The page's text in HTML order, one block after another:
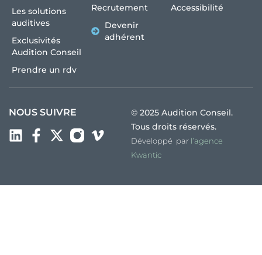
Les solutions
auditives
Exclusivités
Audition Conseil
Prendre un rdv
Recrutement
Devenir
adhérent
Accessibilité
NOUS SUIVRE
© 2025 Audition Conseil.
Tous droits réservés.
Développé par l’agence
Kwantic